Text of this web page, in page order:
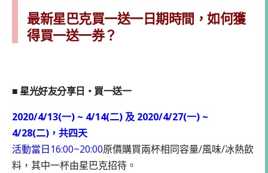
最新星巴克買一送一日期時間，如何獲
得買一送一券？
■ 星光好友分享日・買一送一
2020/4/13(一) ~ 4/14(二) 及 2020/4/27(一) ~
4/28(二)，共四天
活動當日16:00~20:00原價購買兩杯相同容量/風味/冰熱飲
料，其中一杯由星巴克招待。